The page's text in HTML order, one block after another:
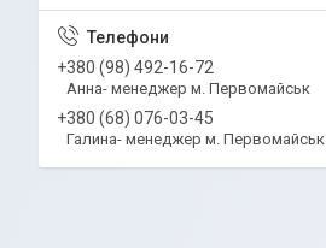
+380 (98) 492-16-72
Анна- менеджер м. Первомайськ
+380 (68) 076-03-45
Галина- менеджер м. Первомайськ